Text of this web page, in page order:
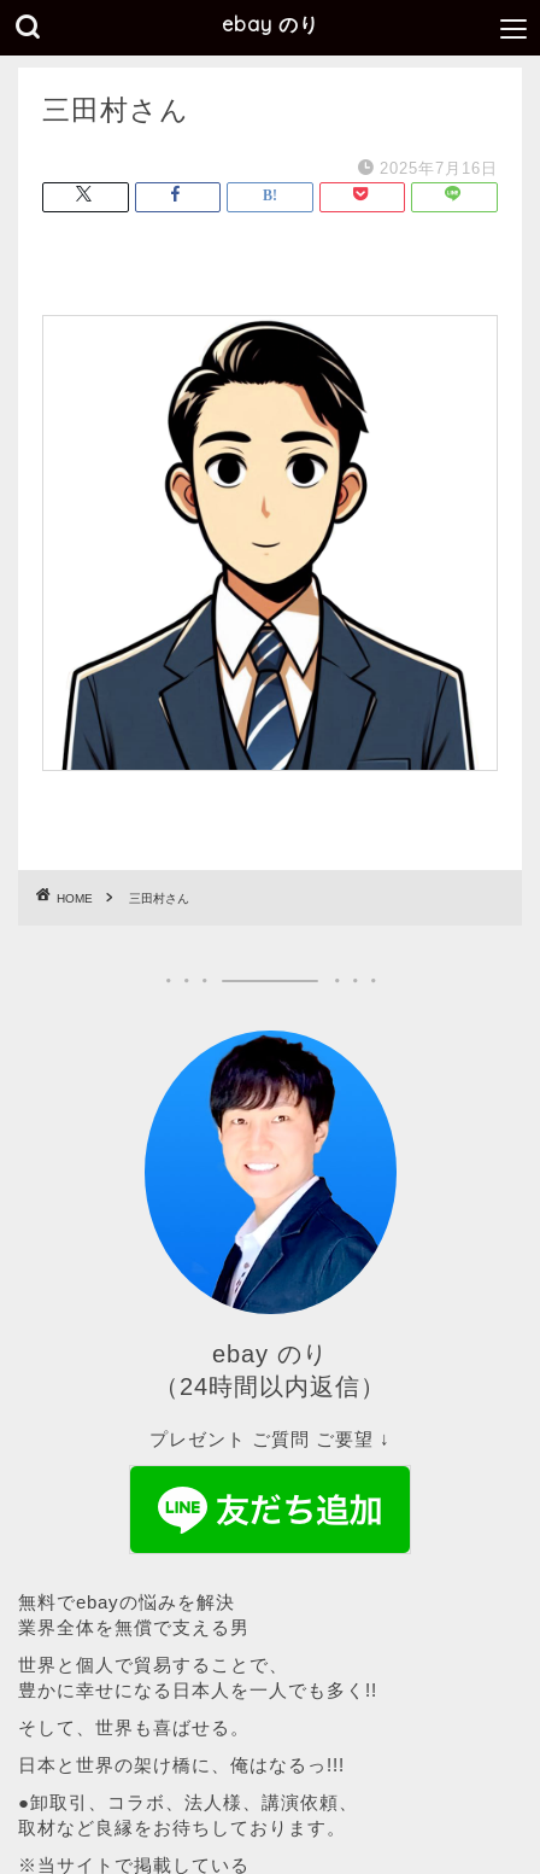
ebay のり
三田村さん
2025年7月16日
HOME 三田村さん
ebay のり
（24時間以内返信）
プレゼント ご質問 ご要望 ↓
無料でebayの悩みを解決
業界全体を無償で支える男
世界と個人で貿易することで、
豊かに幸せになる日本人を一人でも多く!!
そして、世界も喜ばせる。
日本と世界の架け橋に、俺はなるっ!!!
●卸取引、コラボ、法人様、講演依頼、
取材など良縁をお待ちしております。
※当サイトで掲載している